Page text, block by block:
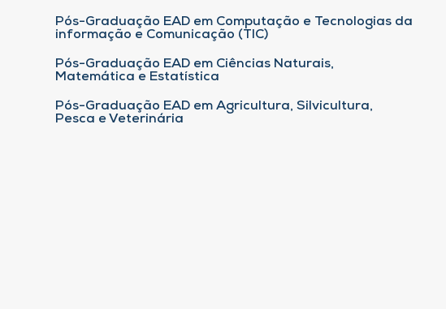
Pós-Graduação EAD em Computação e Tecnologias da
informação e Comunicação (TIC)
Pós-Graduação EAD em Ciências Naturais,
Matemática e Estatística
Pós-Graduação EAD em Agricultura, Silvicultura,
Pesca e Veterinária